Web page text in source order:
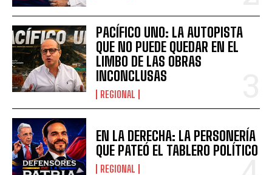
PACÍFICO UNO: LA AUTOPISTA
QUE NO PUEDE QUEDAR EN EL
LIMBO DE LAS OBRAS
INCONCLUSAS
REGIONAL
EN LA DERECHA: LA PERSONERÍA
QUE PATEÓ EL TABLERO POLÍTICO
REGIONAL